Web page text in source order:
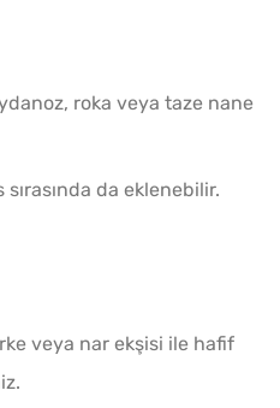
roka veya taze nane
da eklenebilir.
veya nar ekşisi ile hafif